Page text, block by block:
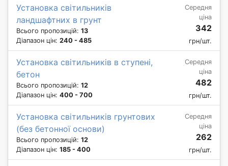
Установка світильників
ландшафтних в грунт
Всього пропозицій: 13
Діапазон цін: 240 - 485
Середня
ціна
342
грн/шт.
Установка світильників в ступені,
бетон
Всього пропозицій: 12
Діапазон цін: 400 - 700
Середня
ціна
482
грн/шт.
Установка світильників грунтових
(без бетонної основи)
Всього пропозицій: 12
Діапазон цін: 185 - 400
Середня
ціна
262
грн/шт.